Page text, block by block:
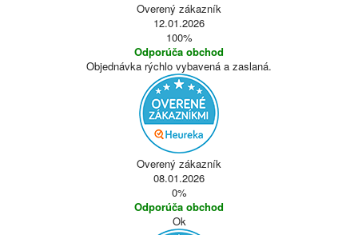
Overený zákazník
12.01.2026
100%
Odporúča obchod
Objednávka rýchlo vybavená a zaslaná.
Overený zákazník
08.01.2026
0%
Odporúča obchod
Ok